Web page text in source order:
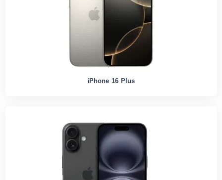
iPhone 16 Plus